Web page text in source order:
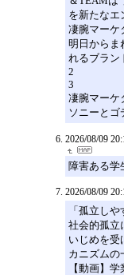
を新たなエ
凄腕マーケ
明日から
れるブラン
2
3
凄腕マーケ
ソニーとゴ
2026/08/09
障害ある学
2026/08/09
「孤立し
社会的孤立
いじめを受
カニズム
【動画】